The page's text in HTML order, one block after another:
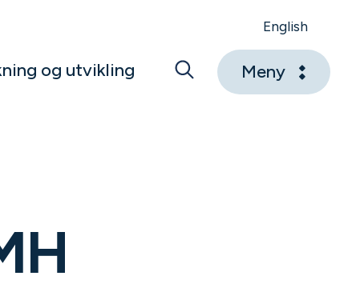
English
og utvikling Meny